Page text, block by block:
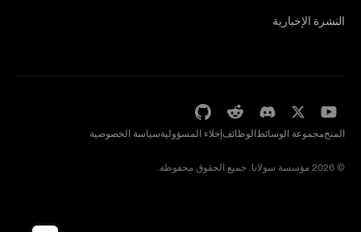
النشرة الإخبارية
المنحمجموعة الوسائط الوظائف إخلاء المسؤوليةسياسة الخصوصية
© 2026 مؤسسة سولانا. جميع الحقوق محفوظة.